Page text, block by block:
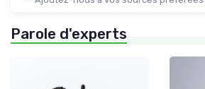
Parole d'experts